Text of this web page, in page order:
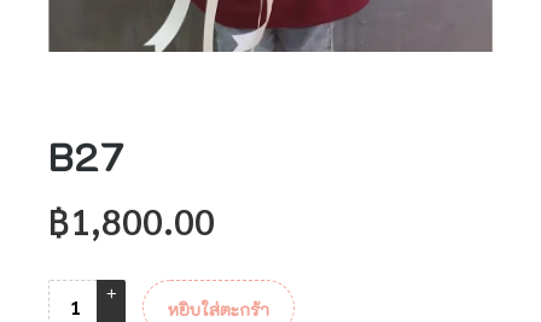
B27
฿1,800.00
หยิบใส่ตะกร้า